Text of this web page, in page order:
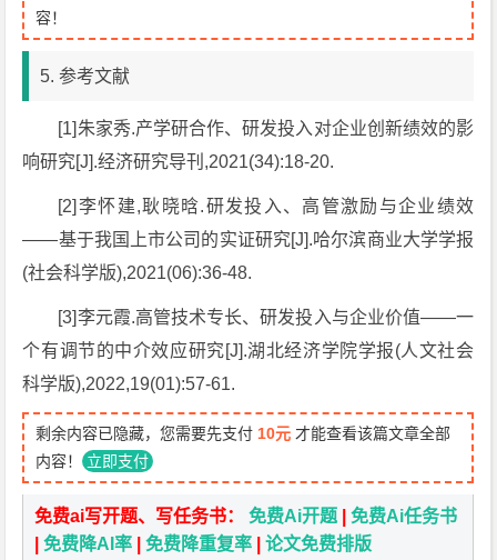
容！
5. 参考文献
[1]朱家秀.产学研合作、研发投入对企业创新绩效的影
响研究[J].经济研究导刊,2021(34):18-20.
[2]李怀建,耿晓晗.研发投入、高管激励与企业绩效
——基于我国上市公司的实证研究[J].哈尔滨商业大学学报
(社会科学版),2021(06):36-48.
[3]李元霞.高管技术专长、研发投入与企业价值——一
个有调节的中介效应研究[J].湖北经济学院学报(人文社会
科学版),2022,19(01):57-61.
剩余内容已隐藏，您需要先支付 10元 才能查看该篇文章全部
内容！ 立即支付
免费ai写开题、写任务书：免费Ai开题 |免费Ai任务书
|免费降AI率 |免费降重复率 |论文免费排版